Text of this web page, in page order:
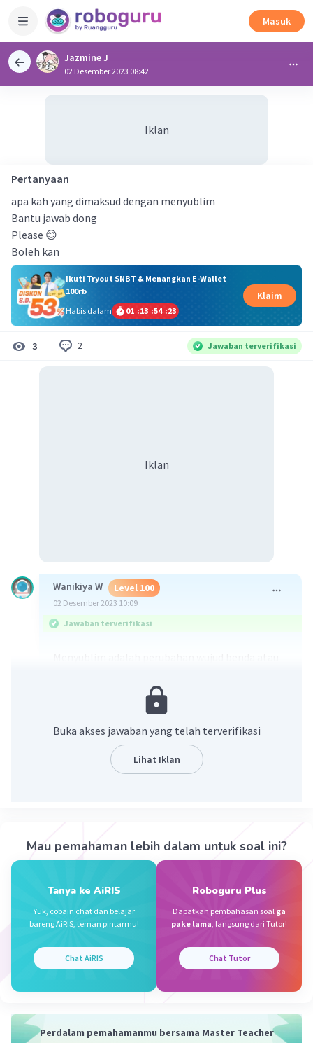
Masuk
Jazmine J
02 Desember 2023 08:42
Iklan
Pertanyaan
apa kah yang dimaksud dengan menyublim
Bantu jawab dong
Please 😊
Boleh kan
Ikuti Tryout SNBT & Menangkan E-Wallet
100rb
Habis dalam
01 :13 :54 :22
Klaim
3 2 Jawaban terverifikasi
Iklan
Wanikiya W Level 100
02 Desember 2023 10:09
Jawaban terverifikasi
pewangi ruangan (yang berbentuk padat).
Beri Rating
Dzakiraa A
17 Desember 2023 02:10
Nanda R Community Level 89
02 Desember 2023 10:21
Menyublim adalah bentuk perubahan wujud
melalui proses cair
13 Desember 2023 09:41
Buka akses jawaban yang telah terverifikasi
Lihat Iklan
Mau pemahaman lebih dalam untuk soal ini?
Tanya ke AiRIS
Yuk, cobain chat dan belajar
bareng AiRIS, teman pintarmu!
Chat AiRIS
Roboguru Plus
Dapatkan pembahasan soal ga
pake lama, langsung dari Tutor!
Chat Tutor
Perdalam pemahamanmu bersama Master Teacher